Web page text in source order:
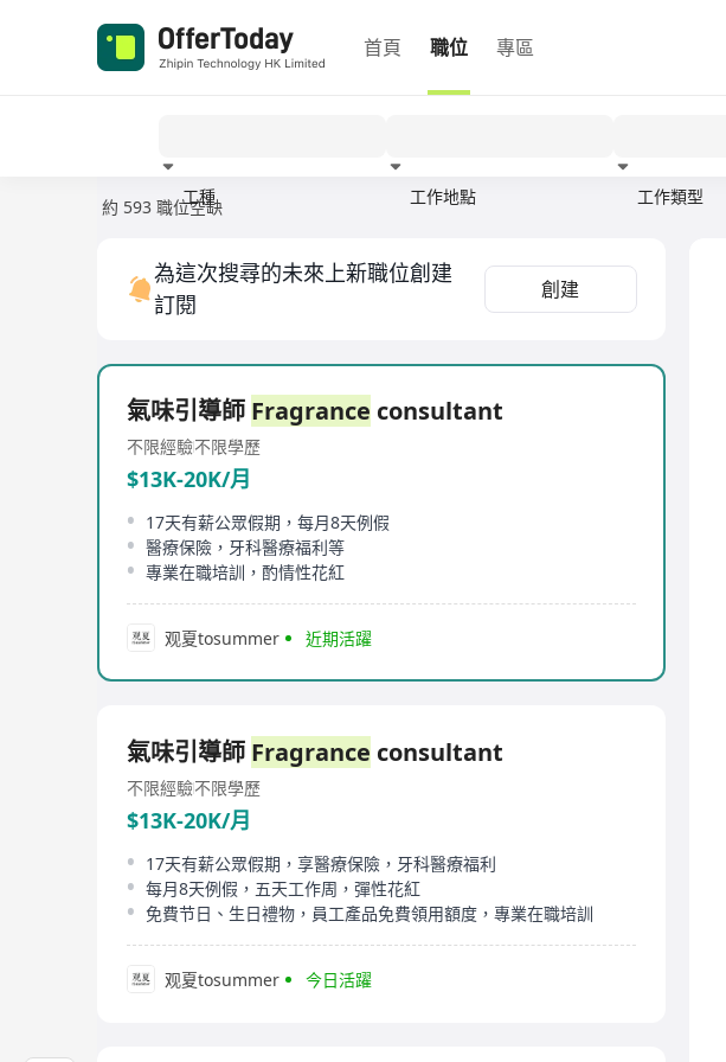
首頁 職位 專區
工種 工作地點 工作類型
約 593 職位空缺
為這次搜尋的未來上新職位創建
訂閱
創建
氣味引導師 Fragrance consultant
不限經驗不限學歷
$13K-20K/月
17天有薪公眾假期，每月8天例假
醫療保險，牙科醫療福利等
專業在職培訓，酌情性花紅
观夏tosummer 近期活躍
氣味引導師 Fragrance consultant
不限經驗不限學歷
$13K-20K/月
17天有薪公眾假期，享醫療保險，牙科醫療福利
每月8天例假，五天工作周，彈性花紅
免費节日、生日禮物，員工產品免費領用額度，專業在職培訓
观夏tosummer 今日活躍